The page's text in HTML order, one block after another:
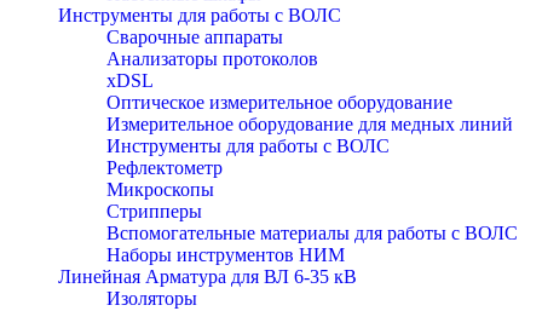
Инструменты для работы с ВОЛС
Сварочные аппараты
Анализаторы протоколов
xDSL
Оптическое измерительное оборудование
Измерительное оборудование для медных линий
Инструменты для работы с ВОЛС
Рефлектометр
Микроскопы
Стрипперы
Вспомогательные материалы для работы с ВОЛС
Наборы инструментов НИМ
Линейная Арматура для ВЛ 6-35 кВ
Изоляторы